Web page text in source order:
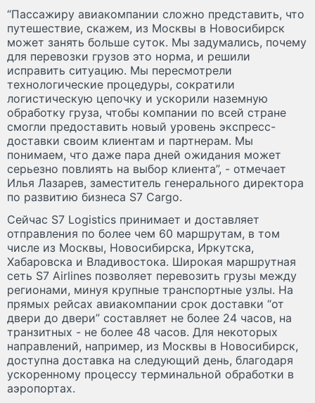
“Пассажиру авиакомпании сложно представить, что
путешествие, скажем, из Москвы в Новосибирск
может занять больше суток. Мы задумались, почему
для перевозки грузов это норма, и решили
исправить ситуацию. Мы пересмотрели
технологические процедуры, сократили
логистическую цепочку и ускорили наземную
обработку груза, чтобы компании по всей стране
смогли предоставить новый уровень экспресс-
доставки своим клиентам и партнерам. Мы
понимаем, что даже пара дней ожидания может
серьезно повлиять на выбор клиента”, - отмечает
Илья Лазарев, заместитель генерального директора
по развитию бизнеса S7 Cargo.
Сейчас S7 Logistics принимает и доставляет
отправления по более чем 60 маршрутам, в том
числе из Москвы, Новосибирска, Иркутска,
Хабаровска и Владивостока. Широкая маршрутная
сеть S7 Airlines позволяет перевозить грузы между
регионами, минуя крупные транспортные узлы. На
прямых рейсах авиакомпании срок доставки “от
двери до двери” составляет не более 24 часов, на
транзитных - не более 48 часов. Для некоторых
направлений, например, из Москвы в Новосибирск,
доступна доставка на следующий день, благодаря
ускоренному процессу терминальной обработки в
аэропортах.